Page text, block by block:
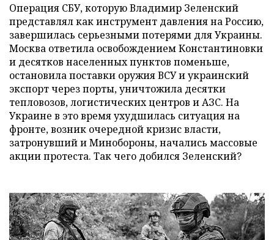
Операция СБУ, которую Владимир Зеленский
представлял как инструмент давления на Россию,
завершилась серьезными потерями для Украины.
Москва ответила освобождением Константиновки
и десятков населенных пунктов поменьше,
остановила поставки оружия ВСУ и украинский
экспорт через порты, уничтожила десятки
тепловозов, логистических центров и АЗС. На
Украине в это время ухудшилась ситуация на
фронте, возник очередной кризис власти,
затронувший и Минобороны, начались массовые
акции протеста. Так чего добился Зеленский?